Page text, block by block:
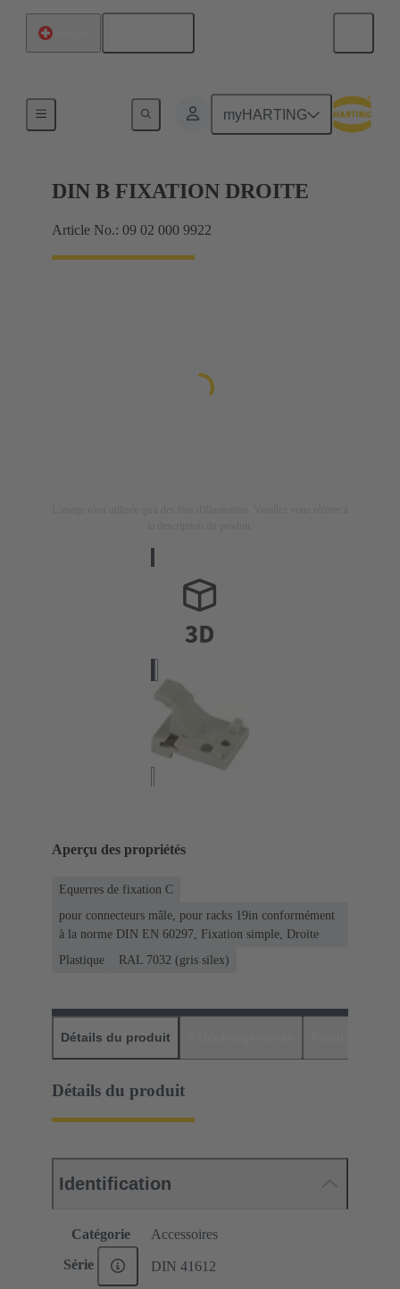
myHARTING
DIN B FIXATION DROITE
Article No.: 09 02 000 9922
Aperçu des propriétés
Equerres de fixation C
pour connecteurs mâle, pour racks 19in conformément
à la norme DIN EN 60297, Fixation simple, Droite
Plastique
RAL 7032 (gris silex)
Détails du produit
Détails du produit
Identification
Catégorie Accessoires
Série DIN 41612